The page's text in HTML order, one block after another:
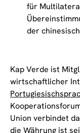
für
der
Kap Verde ist
wirtschaftlicher
Union verbindet
die Währung ist